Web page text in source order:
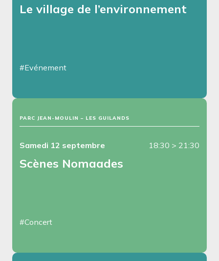
Le village de l’environnement
#Evénement
PARC JEAN-MOULIN – LES GUILANDS
Samedi 12 septembre 18:30 > 21:30
Scènes Nomaades
#Concert